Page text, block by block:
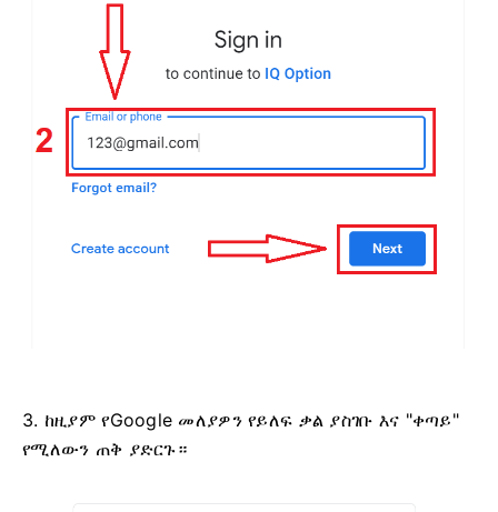
3. ከዚያም የGoogle መለያዎን የይለፍ ቃል ያስገቡ እና "ቀጣይ"
የሚለውን ጠቅ ያድርጉ።